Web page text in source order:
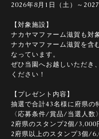
2026年8月1日（土）～
【対象施設】
ナカヤマファーム滋賀も対
ナカヤマファーム滋賀を含
なっています。
ぜひ当園へお越しいただき
ください！
【プレゼント内容】
抽選で合計43名様に府県の
〈応募条件/賞品/当選人数〉
2府県のスタンプ2個/
2府県以上のスタンプ3個/